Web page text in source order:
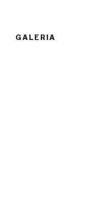
GALERIA